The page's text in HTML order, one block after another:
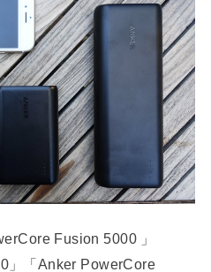
Fusion 5000 」
」「Anker PowerCore